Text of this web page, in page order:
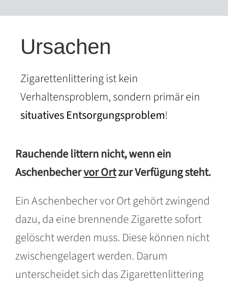
Ursachen
Zigarettenlittering ist kein
Verhaltensproblem, sondern primär ein
situatives Entsorgungsproblem!
Rauchende littern nicht, wenn ein
Aschenbechervor Ortzur Verfügung steht.
Ein Aschenbecher vor Ort gehört zwingend
dazu, da eine brennende Zigarette sofort
gelöscht werden muss. Diese können nicht
zwischengelagert werden. Darum
unterscheidet sich das Zigarettenlittering